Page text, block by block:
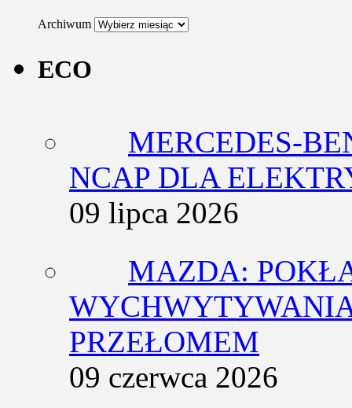
Archiwum
ECO
MERCEDES-
NCAP DLA
09 lipca 2026
MAZDA:
PRZEŁOMEM
09 czerwca 2026